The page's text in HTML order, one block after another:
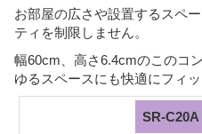
お部屋の広さや設置するスペ
ティを制限しません。
幅60cm、高さ6.4cmのこのコ
ゆるスペースにも快適にフィッ
SR-C20A